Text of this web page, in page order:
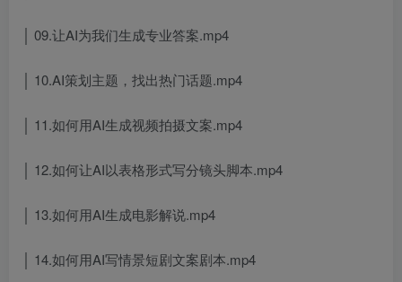
│ 09.让AI为我们生成专业答案.mp4
│ 10.AI策划主题，找出热门话题.mp4
│ 11.如何用AI生成视频拍摄文案.mp4
│ 12.如何让AI以表格形式写分镜头脚本.mp4
│ 13.如何用AI生成电影解说.mp4
│ 14.如何用AI写情景短剧文案剧本.mp4